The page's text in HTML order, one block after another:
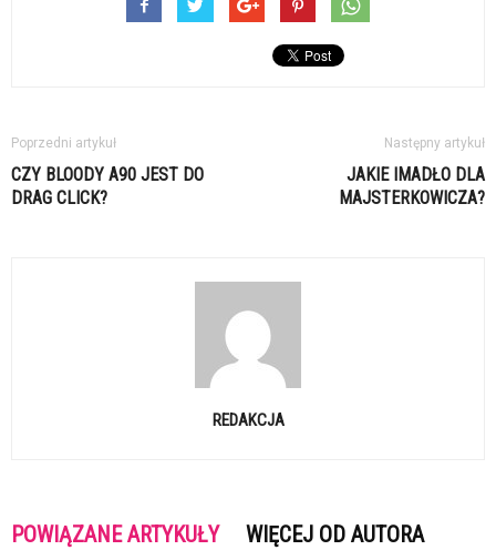
Poprzedni artykuł
CZY BLOODY A90 JEST DO
DRAG CLICK?
Następny artykuł
JAKIE IMADŁO DLA
MAJSTERKOWICZA?
REDAKCJA
POWIĄZANE ARTYKUŁY WIĘCEJ OD AUTORA